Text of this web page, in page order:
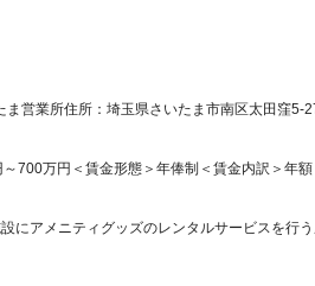
ま営業所住所：埼玉県さいたま市南区太田窪5-
700万円＜賃金形態＞年俸制＜賃金内訳＞年
にアメニティグッズのレンタルサービスを行